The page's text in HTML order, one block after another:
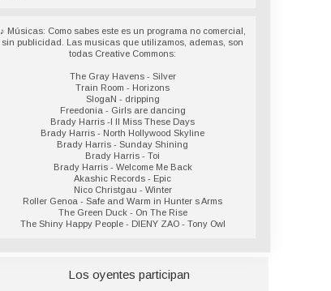
♪ Músicas: Como sabes este es un programa no comercial,
sin publicidad. Las musicas que utilizamos, ademas, son
todas Creative Commons:
The Gray Havens - Silver
Train Room - Horizons
SlogaN - dripping
Freedonia - Girls are dancing
Brady Harris -I ll Miss These Days
Brady Harris - North Hollywood Skyline
Brady Harris - Sunday Shining
Brady Harris - Toi
Brady Harris - Welcome Me Back
Akashic Records - Epic
Nico Christgau - Winter
Roller Genoa - Safe and Warm in Hunter s Arms
The Green Duck - On The Rise
The Shiny Happy People - DIENY ZAO - Tony Owl
Los oyentes participan